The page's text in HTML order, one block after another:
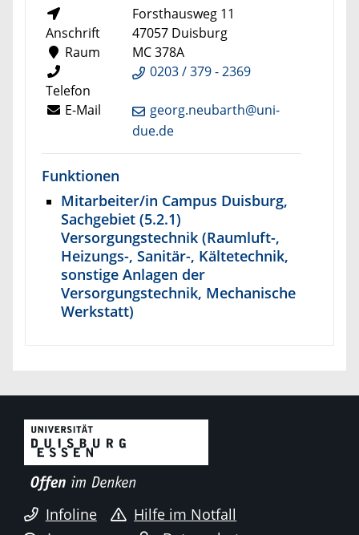
Anschrift
Forsthausweg 11
47057 Duisburg
Raum
MC 378A
Telefon
0203 / 379 - 2369
E-Mail
georg.neubarth@uni-
due.de
Funktionen
Mitarbeiter/in Campus Duisburg,
Sachgebiet (5.2.1)
Versorgungstechnik (Raumluft-,
Heizungs-, Sanitär-, Kältetechnik,
sonstige Anlagen der
Versorgungstechnik, Mechanische
Werkstatt)
Infoline
Hilfe im Notfall